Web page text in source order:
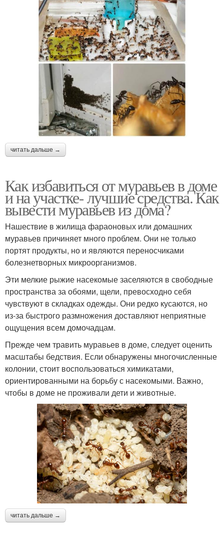
читать дальше →
Как избавиться от муравьев в доме
и на участке- лучшие средства. Как
вывести муравьев из дома?
Нашествие в жилища фараоновых или домашних
муравьев причиняет много проблем. Они не только
портят продукты, но и являются переносчиками
болезнетворных микроорганизмов.
Эти мелкие рыжие насекомые заселяются в свободные
пространства за обоями, щели, превосходно себя
чувствуют в складках одежды. Они редко кусаются, но
из-за быстрого размножения доставляют неприятные
ощущения всем домочадцам.
Прежде чем травить муравьев в доме, следует оценить
масштабы бедствия. Если обнаружены многочисленные
колонии, стоит воспользоваться химикатами,
ориентированными на борьбу с насекомыми. Важно,
чтобы в доме не проживали дети и животные.
читать дальше →